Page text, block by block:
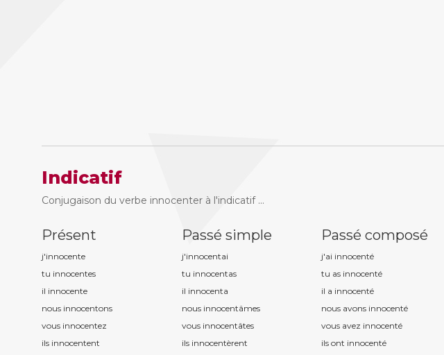
Indicatif
Conjugaison du verbe innocenter à l'indicatif ...
Présent
j'innocente
tu innocentes
il innocente
nous innocentons
vous innocentez
ils innocentent
Passé simple
j'innocentai
tu innocentas
il innocenta
nous innocentâmes
vous innocentâtes
ils innocentèrent
Passé composé
j'ai innocenté
tu as innocenté
il a innocenté
nous avons innocenté
vous avez innocenté
ils ont innocenté